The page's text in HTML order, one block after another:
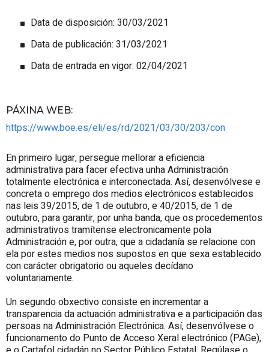
Data de disposición: 30/03/2021
Data de publicación: 31/03/2021
Data de entrada en vigor: 02/04/2021
PÁXINA WEB:
https://www.boe.es/eli/es/rd/2021/03/30/203/con
En primeiro lugar, persegue mellorar a eficiencia
administrativa para facer efectiva unha Administración
totalmente electrónica e interconectada. Así, desenvólvese e
concreta o emprego dos medios electrónicos establecidos
nas leis 39/2015, de 1 de outubro, e 40/2015, de 1 de
outubro, para garantir, por unha banda, que os procedementos
administrativos tramítense electronicamente pola
Administración e, por outra, que a cidadanía se relacione con
ela por estes medios nos supostos en que sexa establecido
con carácter obrigatorio ou aqueles decídano
voluntariamente.
Un segundo obxectivo consiste en incrementar a
transparencia da actuación administrativa e a participación das
persoas na Administración Electrónica. Así, desenvólvese o
funcionamento do Punto de Acceso Xeral electrónico (PAGe),